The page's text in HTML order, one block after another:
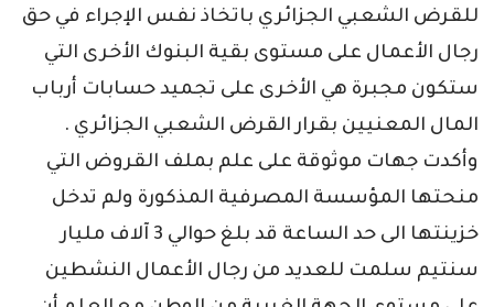
للقرض الشعبي الجزائري باتخاذ نفس الإجراء في حق
رجال الأعمال على مستوى بقية البنوك الأخرى التي
ستكون مجبرة هي الأخرى على تجميد حسابات أرباب
المال المعنيين بقرار القرض الشعبي الجزائري .
وأكدت جهات موثوقة على علم بملف القروض التي
منحتها المؤسسة المصرفية المذكورة ولم تدخل
خزينتها الى حد الساعة قد بلغ حوالي 3 آلاف مليار
سنتيم سلمت للعديد من رجال الأعمال النشطين